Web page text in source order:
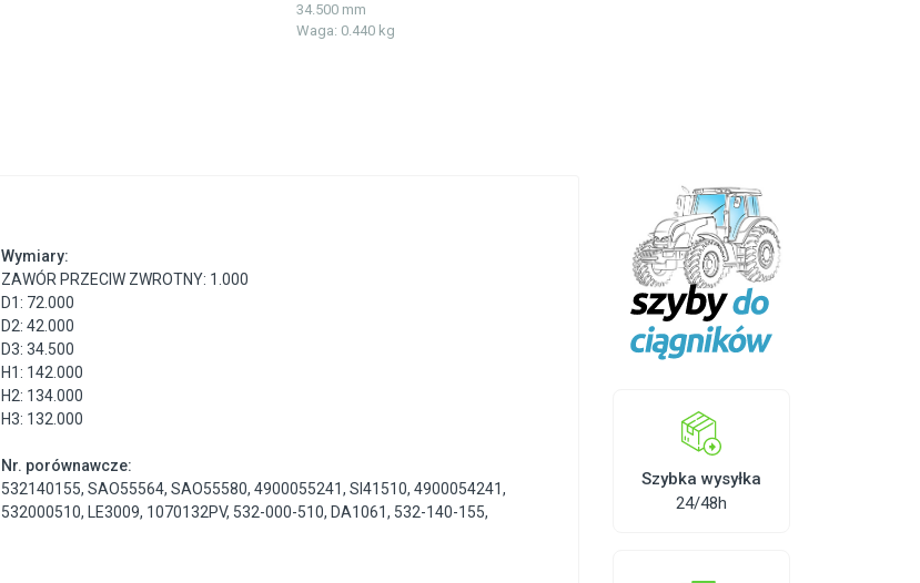
34.500 mm
Waga: 0.440 kg
Wymiary:
ZAWÓR PRZECIW ZWROTNY: 1.000
D1: 72.000
D2: 42.000
D3: 34.500
H1: 142.000
H2: 134.000
H3: 132.000
Nr. porównawcze:
532140155,SAO55564,SAO55580,4900055241,SI41510,4900054241,
532000510, LE3009, 1070132PV, 532-000-510, DA1061, 532-140-155,
Szybka wysyłka
24/48h